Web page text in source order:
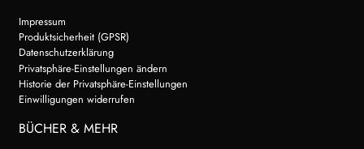
Impressum
Produktsicherheit (GPSR)
Datenschutzerklärung
Privatsphäre-Einstellungen ändern
Historie der Privatsphäre-Einstellungen
Einwilligungen widerrufen
BÜCHER & MEHR